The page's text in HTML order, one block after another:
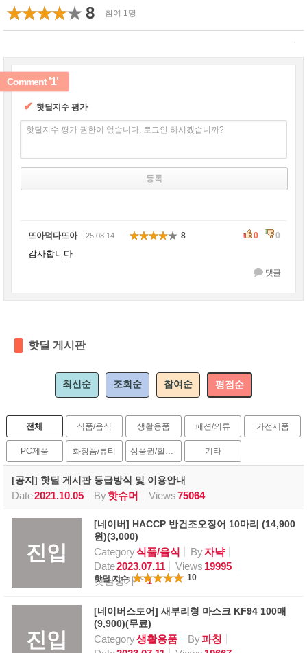
8 참여 1명
✔ 핫딜지수 평가
핫딜지수 평가 권한이 없습니다. 로그인 하시겠습니까?
Comment'1'
뜨아먹다뜨아 25.08.14 8
감사합니다
댓글
0 0
핫딜 게시판
최신순 조회순 참여순 평점순
전체 식품/음식 생활용품 패션/의류 가전제품
PC제품 화장품/뷰티 상품권/할인권 기타
[공지] 핫딜 게시판 등급방식 및 이용안내
Date2021.10.05 By핫슈머 Views75064
진입
[네이버] HACCP 반건조오징어 10마리 (14,900
원)(3,000)
Category식품/음식 By자냑
Date2023.07.11 Views 19995
핫딜평가수1
핫딜 지수 10
진입
[네이버스토어] 새부리형 마스크 KF94 100매
(9,900)(무료)
Category생활용품 By파칭